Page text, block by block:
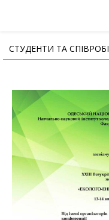
СТУДЕНТИ ТА